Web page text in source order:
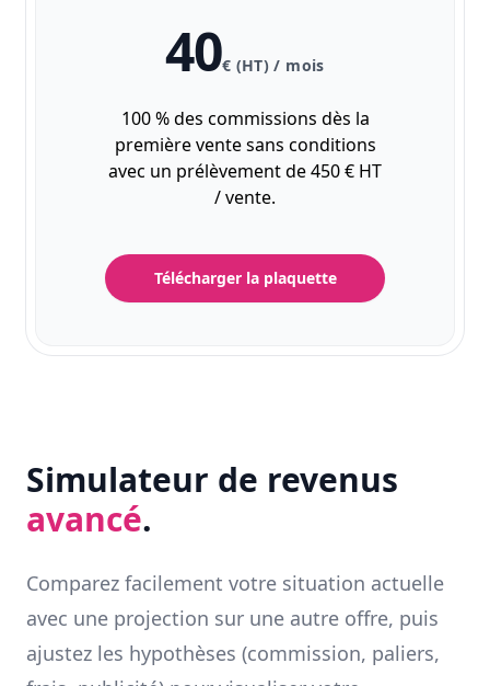
40€ (HT) / mois
100 % des commissions dès la
première vente sans conditions
avec un prélèvement de 450 € HT
/ vente.
Télécharger la plaquette
Simulateur de revenus
avancé.
Comparez facilement votre situation actuelle
avec une projection sur une autre offre, puis
ajustez les hypothèses (commission, paliers,